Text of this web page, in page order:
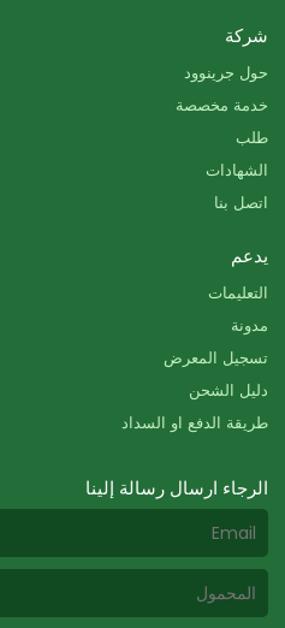
شركة
حول جرينوود
خدمة مخصصة
طلب
الشهادات
اتصل بنا
يدعم
التعليمات
مدونة
تسجيل المعرض
دليل الشحن
طريقة الدفع او السداد
الرجاء ارسال رسالة إلينا